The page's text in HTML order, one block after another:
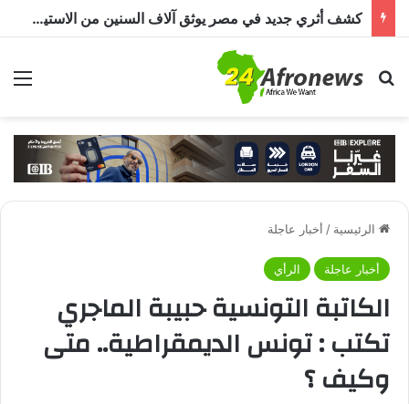
بحث عن
الرئيسية / أخبار عاجلة
أخبار عاجلة الرأي
الكاتبة التونسية حبيبة الماجري
تكتب : تونس الديمقراطية.. متى
وكيف ؟